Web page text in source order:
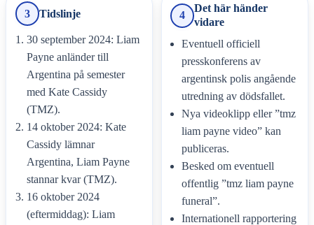
3 Tidslinje
30 september 2024: Liam
Payne anländer till
Argentina på semester
med Kate Cassidy
(TMZ).
14 oktober 2024: Kate
Cassidy lämnar
Argentina, Liam Payne
stannar kvar (TMZ).
16 oktober 2024
(eftermiddag): Liam
4
Det här händer
vidare
Eventuell officiell
presskonferens av
argentinsk polis angående
utredning av dödsfallet.
Nya videoklipp eller ”tmz
liam payne video” kan
publiceras.
Besked om eventuell
offentlig ”tmz liam payne
funeral”.
Internationell rapportering